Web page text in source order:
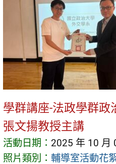
學群講座-法政學群政
張文揚教授主講
活動日期： 2025 年 10 月
照片類別： 輔導室活動花